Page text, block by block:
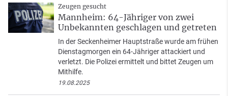
Zeugen gesucht
Mannheim: 64-Jähriger von zwei
Unbekannten geschlagen und getreten
In der Seckenheimer Hauptstraße wurde am frühen
Dienstagmorgen ein 64-Jähriger attackiert und
verletzt. Die Polizei ermittelt und bittet Zeugen um
Mithilfe.
19.08.2025